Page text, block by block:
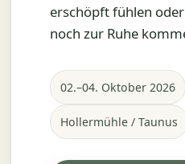
erschöpft fühlen
noch zur Ruhe
02.–04. Oktober 2026
Hollermühle / Taunus